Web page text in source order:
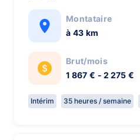
Montataire
à 43 km
Brut/mois
1 867 € - 2 275 €
Intérim 35 heures / semaine